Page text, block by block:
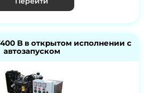
B в открытом исполнении с
автозапуском